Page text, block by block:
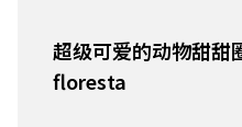
超级可爱的动物甜
floresta